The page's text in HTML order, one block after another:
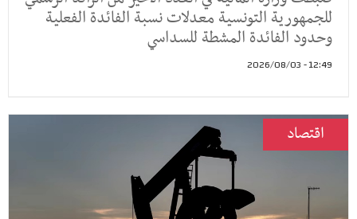
للجمهورية التونسية معدلات نسبة الفائدة الفعلية
وحدود الفائدة المشطة للسداسي
12:49 - 2026/08/03
اقتصاد